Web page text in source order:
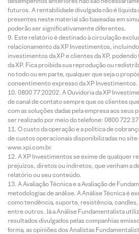
futuros. A rentabilidade divulgada não é
presentes neste material são baseadas em
poderão ser significativamente diferentes.
Este relatório é destinado à circulação
relacionamento da XP Investimentos,
investimentos da XP e clientes da XP,
da XP. Fica proibida sua reprodução ou
no todo ou em parte, qualquer que seja o
consentimento expresso da XP Investimentos.
0800 77 20202. A Ouvidoria da XP
de canal de contato sempre que os clientes
com as soluções dadas pela empresa aos seus
ser realizado por meio do telefone: 0800 722
O custo da operação e a política de
de custos operacionais disponibilizadas no
www.xpi.com.br.
A XP Investimentos se exime de qualquer
prejuízos, diretos ou indiretos, que venham a
relatório ou seu conteúdo.
A Avaliação Técnica e a Avaliação de
metodologias de análise. A Análise Técnica é
como tendência, suporte, resistência,
entre outros. Já a Análise Fundamentalista
resultados divulgados pelas companhias
forma, as opiniões dos Analistas